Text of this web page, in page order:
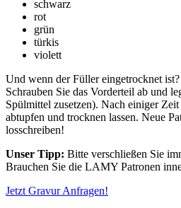
schwarz
rot
grün
türkis
violett
Und wenn der Füller eingetrocknet
Schrauben Sie das Vorderteil ab und
Spülmittel zusetzen). Nach einiger
abtupfen und trocknen lassen. Neue
losschreiben!
Unser Tipp: Bitte verschließen Sie
Brauchen Sie die LAMY Patronen
Jetzt Gravur Anfragen!